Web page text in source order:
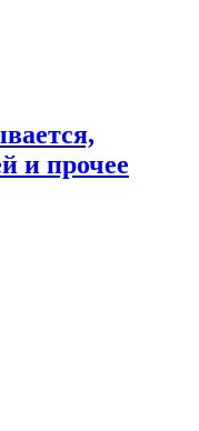
и прочее